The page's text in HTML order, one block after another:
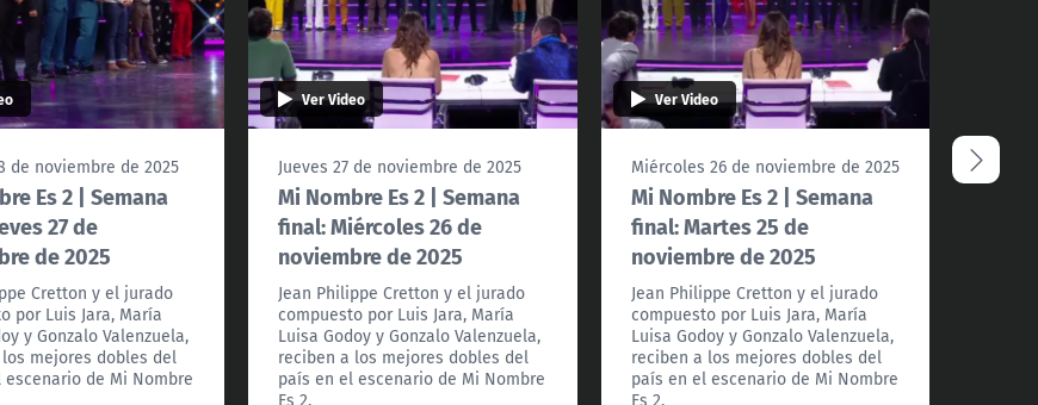
de noviembre de 2025
Es 2 | Semana
27 de
de 2025
Cretton y el jurado
por Luis Jara, María
y Gonzalo Valenzuela,
mejores dobles del
de Mi Nombre
Ver Video
Jueves 27 de noviembre de 2025
Mi Nombre Es 2 | Semana
final: Miércoles 26 de
noviembre de 2025
Jean Philippe Cretton y el jurado
compuesto por Luis Jara, María
Luisa Godoy y Gonzalo Valenzuela,
reciben a los mejores dobles del
país en el escenario de Mi Nombre
Ver Video
Miércoles 26 de noviembre de 2025
Mi Nombre Es 2 | Semana
final: Martes 25 de
noviembre de 2025
Jean Philippe Cretton y el jurado
compuesto por Luis Jara, María
Luisa Godoy y Gonzalo Valenzuela,
reciben a los mejores dobles del
país en el escenario de Mi Nombre